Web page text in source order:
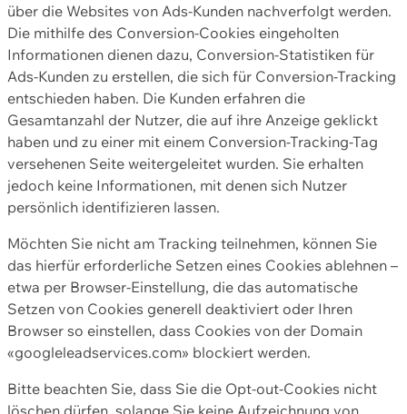
über die Websites von Ads-Kunden nachverfolgt werden.
Die mithilfe des Conversion-Cookies eingeholten
Informationen dienen dazu, Conversion-Statistiken für
Ads-Kunden zu erstellen, die sich für Conversion-Tracking
entschieden haben. Die Kunden erfahren die
Gesamtanzahl der Nutzer, die auf ihre Anzeige geklickt
haben und zu einer mit einem Conversion-Tracking-Tag
versehenen Seite weitergeleitet wurden. Sie erhalten
jedoch keine Informationen, mit denen sich Nutzer
persönlich identifizieren lassen.
Möchten Sie nicht am Tracking teilnehmen, können Sie
das hierfür erforderliche Setzen eines Cookies ablehnen –
etwa per Browser-Einstellung, die das automatische
Setzen von Cookies generell deaktiviert oder Ihren
Browser so einstellen, dass Cookies von der Domain
«googleleadservices.com» blockiert werden.
Bitte beachten Sie, dass Sie die Opt-out-Cookies nicht